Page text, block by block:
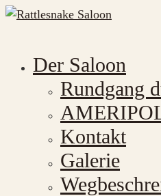
Der Saloon
Rundgang
Kontakt
Galerie